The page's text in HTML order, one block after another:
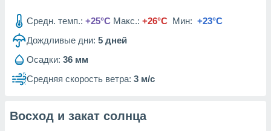
рекламы
сведения
1199
Средн. темп.: +25°C Макс.: +26°C Мин: +23°C
Дождливые дни: 5 дней
Осадки: 36 мм
Средняя скорость ветра: 3 м/с
Восход и закат солнца